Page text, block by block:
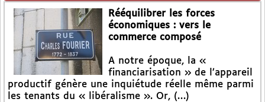
Rééquilibrer les forces
économiques : vers le
commerce composé
A notre époque, la «
financiarisation » de l’appareil
productif génère une inquiétude réelle même parmi
les tenants du « libéralisme ». Or, (…)